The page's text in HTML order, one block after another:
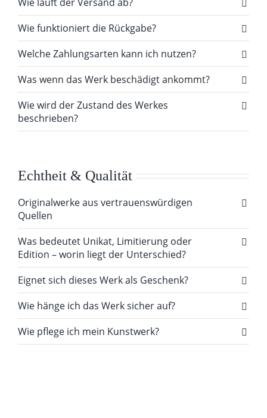
Wie funktioniert die Rückgabe?
Welche Zahlungsarten kann ich nutzen?
Was wenn das Werk beschädigt ankommt?
Wie wird der Zustand des Werkes
beschrieben?
Echtheit & Qualität
Originalwerke aus vertrauenswürdigen
Quellen
Was bedeutet Unikat, Limitierung oder
Edition – worin liegt der Unterschied?
Eignet sich dieses Werk als Geschenk?
Wie hänge ich das Werk sicher auf?
Wie pflege ich mein Kunstwerk?